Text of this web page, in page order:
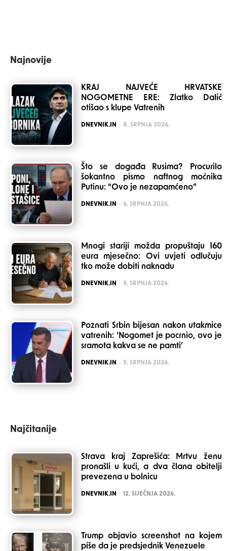
Najnovije
KRAJ NAJVEĆE HRVATSKE
NOGOMETNE ERE: Zlatko Dalić
otišao s klupe Vatrenih
POSTED
DNEVNIK.IN 8. SRPNJA 2026.
Što se događa Rusima? Procurilo
šokantno pismo naftnog moćnika
Putinu: “Ovo je nezapamćeno”
POSTED
DNEVNIK.IN 6. SRPNJA 2026.
Mnogi stariji možda propuštaju 160
eura mjesečno: Ovi uvjeti odlučuju
tko može dobiti naknadu
POSTED
DNEVNIK.IN 5. SRPNJA 2026.
Poznati Srbin bijesan nakon utakmice
vatrenih: ‘Nogomet je pocrnio, ovo je
sramota kakva se ne pamti’
POSTED
DNEVNIK.IN 5. SRPNJA 2026.
Najčitanije
Strava kraj Zaprešića: Mrtvu ženu
pronašli u kući, a dva člana obitelji
prevezena u bolnicu
POSTED
DNEVNIK.IN 12. SIJEČNJA 2026.
Trump objavio screenshot na kojem
piše da je predsjednik Venezuele